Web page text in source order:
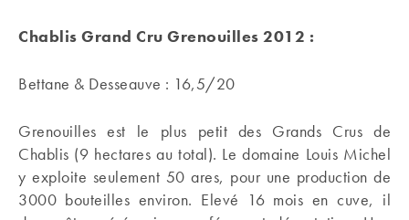
Chablis Grand Cru Grenouilles 2012 :
Bettane & Desseauve : 16,5/20
Grenouilles est le plus petit des Grands Crus de
Chablis (9 hectares au total). Le domaine Louis Michel
y exploite seulement 50 ares, pour une production de
3000 bouteilles environ. Elevé 16 mois en cuve, il